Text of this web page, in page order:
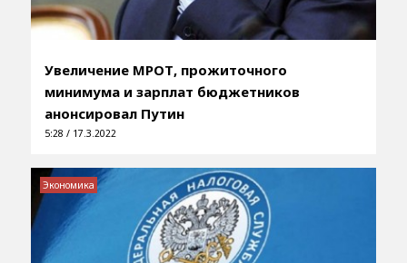
Увеличение МРОТ, прожиточного
минимума и зарплат бюджетников
анонсировал Путин
5:28 / 17.3.2022
Экономика